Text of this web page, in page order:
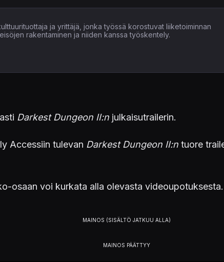
ja yrittäjä, jonka työssä korostuvat liiketoiminnan
rakentaminen ja niiden kanssa työskentely.
Darkest Dungeon II:n julkaisutrailerin.
Accessiin tulevan Darkest Dungeon II:n tuore
osaan voi kurkata alla olevasta videoupotuksesta.